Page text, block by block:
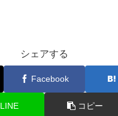
シェアする
Facebook
LINE コピー